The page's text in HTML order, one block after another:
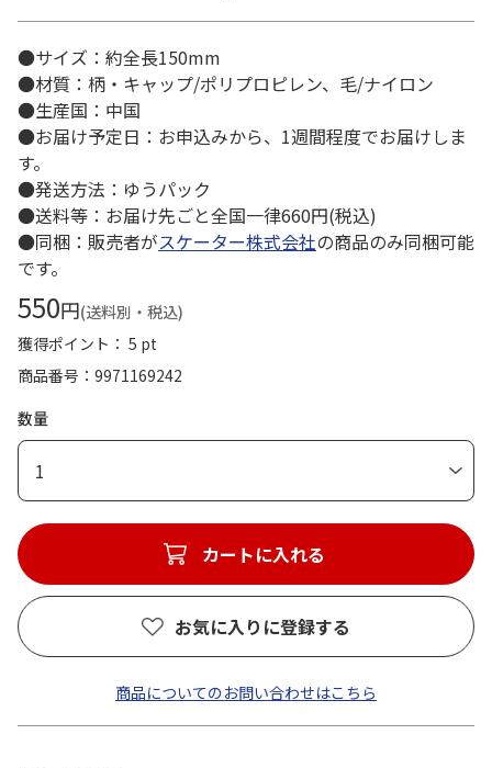
●サイズ：約全長150mm
●材質：柄・キャップ/ポリプロピレン、毛/ナイロン
●生産国：中国
●お届け予定日：お申込みから、1週間程度でお届けしま
す。
●発送方法：ゆうパック
●送料等：お届け先ごと全国一律660円(税込)
●同梱：販売者がスケーター株式会社の商品のみ同梱可能
です。
550円(送料別・税込)
獲得ポイント： 5 pt
商品番号
9971169242
数量
1
カートに入れる
お気に入りに登録する
商品についてのお問い合わせはこちら